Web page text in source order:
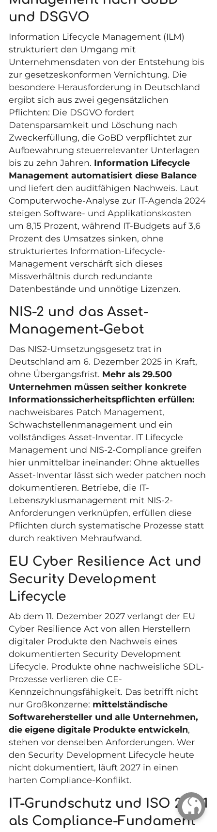
und DSGVO
Information Lifecycle Management (ILM)
strukturiert den Umgang mit
Unternehmensdaten von der Entstehung bis
zur gesetzeskonformen Vernichtung. Die
besondere Herausforderung in Deutschland
ergibt sich aus zwei gegensätzlichen
Pflichten: Die DSGVO fordert
Datensparsamkeit und Löschung nach
Zweckerfüllung, die GoBD verpflichtet zur
Aufbewahrung steuerrelevanter Unterlagen
bis zu zehn Jahren. Information Lifecycle
Management automatisiert diese Balance
und liefert den auditfähigen Nachweis. Laut
Computerwoche-Analyse zur IT-Agenda 2024
steigen Software- und Applikationskosten
um 8,15 Prozent, während IT-Budgets auf 3,6
Prozent des Umsatzes sinken, ohne
strukturiertes Information-Lifecycle-
Management verschärft sich dieses
Missverhältnis durch redundante
Datenbestände und unnötige Lizenzen.
NIS-2 und das Asset-
Management-Gebot
Das NIS2-Umsetzungsgesetz trat in
Deutschland am 6. Dezember 2025 in Kraft,
ohne Übergangsfrist. Mehr als 29.500
Unternehmen müssen seither konkrete
Informationssicherheitspflichten erfüllen:
nachweisbares Patch Management,
Schwachstellenmanagement und ein
vollständiges Asset-Inventar. IT Lifecycle
Management und NIS-2-Compliance greifen
hier unmittelbar ineinander: Ohne aktuelles
Asset-Inventar lässt sich weder patchen noch
dokumentieren. Betriebe, die IT-
Lebenszyklusmanagement mit NIS-2-
Anforderungen verknüpfen, erfüllen diese
Pflichten durch systematische Prozesse statt
durch reaktiven Mehraufwand.
EU Cyber Resilience Act und
Security Development
Lifecycle
Ab dem 11. Dezember 2027 verlangt der EU
Cyber Resilience Act von allen Herstellern
digitaler Produkte den Nachweis eines
dokumentierten Security Development
Lifecycle. Produkte ohne nachweisliche SDL-
Prozesse verlieren die CE-
Kennzeichnungsfähigkeit. Das betrifft nicht
nur Großkonzerne: mittelständische
Softwarehersteller und alle Unternehmen,
die eigene digitale Produkte entwickeln,
stehen vor denselben Anforderungen. Wer
den Security Development Lifecycle heute
nicht dokumentiert, läuft 2027 in einen
harten Compliance-Konflikt.
IT-Grundschutz und ISO 27001
als Compliance-Fundament